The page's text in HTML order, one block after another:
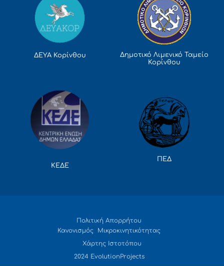
ΔΕΥΑ Κορίνθου
Δημοτικό Λιμενικό Ταμείο
Κορίνθου
ΚΕΔΕ
ΠΕΔ
Πολιτική Απορρήτου
Κανονισμός Μικροκινητικότητας
Χάρτης Ιστοτόπου
2024 EvolutionProjects